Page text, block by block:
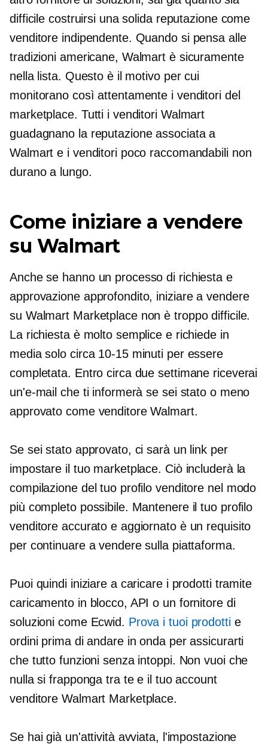
difficile costruirsi una solida reputazione come
venditore indipendente. Quando si pensa alle
tradizioni americane, Walmart è sicuramente
nella lista. Questo è il motivo per cui
monitorano così attentamente i venditori del
marketplace. Tutti i venditori Walmart
guadagnano la reputazione associata a
Walmart e i venditori poco raccomandabili non
durano a lungo.
Come iniziare a vendere
su Walmart
Anche se hanno un processo di richiesta e
approvazione approfondito, iniziare a vendere
su Walmart Marketplace non è troppo difficile.
La richiesta è molto semplice e richiede in
media solo circa 10-15 minuti per essere
completata. Entro circa due settimane riceverai
un'e-mail che ti informerà se sei stato o meno
approvato come venditore Walmart.
Se sei stato approvato, ci sarà un link per
impostare il tuo marketplace. Ciò includerà la
compilazione del tuo profilo venditore nel modo
più completo possibile. Mantenere il tuo profilo
venditore accurato e aggiornato è un requisito
per continuare a vendere sulla piattaforma.
Puoi quindi iniziare a caricare i prodotti tramite
caricamento in blocco, API o un fornitore di
soluzioni come Ecwid. Prova i tuoi prodottie
ordini prima di andare in onda per assicurarti
che tutto funzioni senza intoppi. Non vuoi che
nulla si frapponga tra te e il tuo account
venditore Walmart Marketplace.
Se hai già un'attività avviata, l'impostazione